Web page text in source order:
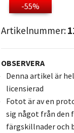
-55%
Artikelnummer:
OBSERVERA
Denna artikel är
licensierad
Fotot är av en
sig något från den
färgskillnader och